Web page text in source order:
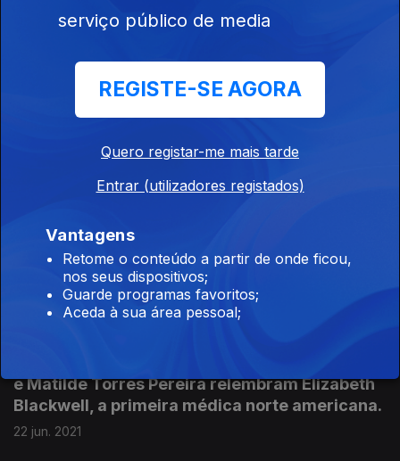
Isabel Capeloa Gil, investigadora, conversa com Carla
êxito e status, num episodio onde se destaca Malala
Yousafzai, Nobel da Paz.
Noélia Canudo, psicóloga clínica, conversa
sobre a saúde mental e as mulheres no
exercício da psicologia, num episódio em que
se recorda o caso da paciente Dora, de
Teresa Tomé Ribeiro, enfermeira e mãe de 8,
e Matilde Torres Pereira relembram Elizabeth
Blackwell, a primeira médica norte americana.
22 jun. 2021
serviço público de media
REGISTE-SE AGORA
Quero registar-me mais tarde
Entrar (utilizadores registados)
Vantagens
Retome o conteúdo a partir de onde ficou,
nos seus dispositivos;
Guarde programas favoritos;
Aceda à sua área pessoal;